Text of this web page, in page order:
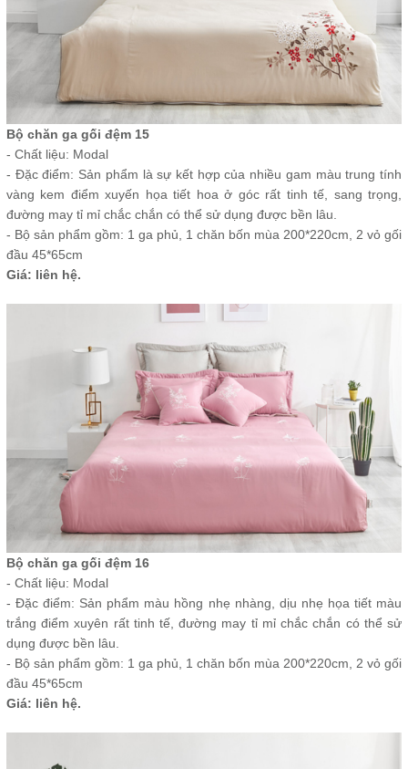
Bộ chăn ga gối đệm 15
- Chất liệu: Modal
- Đặc điểm: Sản phẩm là sự kết hợp của nhiều gam màu trung tính
vàng kem điểm xuyến họa tiết hoa ở góc rất tinh tế, sang trọng,
đường may tỉ mỉ chắc chắn có thể sử dụng được bền lâu.
- Bộ sản phẩm gồm: 1 ga phủ, 1 chăn bốn mùa 200*220cm, 2 vỏ gối
đầu 45*65cm
Giá: liên hệ.
Bộ chăn ga gối đệm 16
- Chất liệu: Modal
- Đặc điểm: Sản phẩm màu hồng nhẹ nhàng, dịu nhẹ họa tiết màu
trắng điểm xuyên rất tinh tế, đường may tỉ mỉ chắc chắn có thể sử
dụng được bền lâu.
- Bộ sản phẩm gồm: 1 ga phủ, 1 chăn bốn mùa 200*220cm, 2 vỏ gối
đầu 45*65cm
Giá: liên hệ.